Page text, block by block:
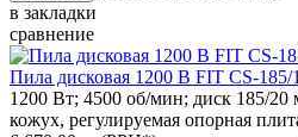
в закладки
сравнение
Пила дисковая 1200 В FIT CS-185/
1200 Вт; 4500 об/мин; диск 185/
кожух, регулируемая опорная